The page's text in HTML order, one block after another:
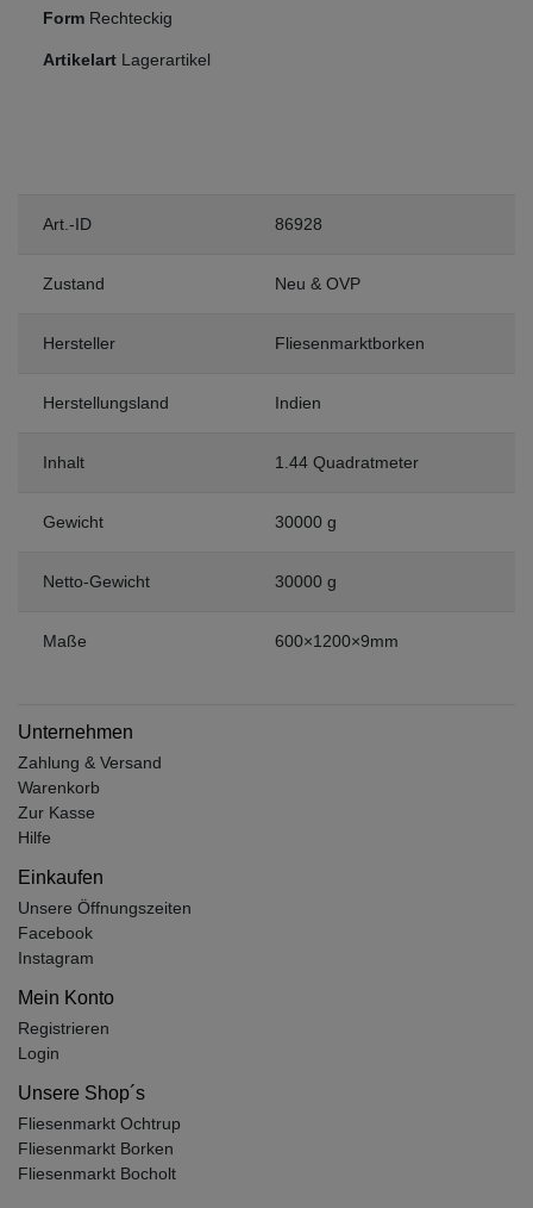
Form Rechteckig
Artikelart Lagerartikel
Art.-ID 86928
Zustand Neu & OVP
Hersteller Fliesenmarktborken
Herstellungsland Indien
Inhalt 1.44 Quadratmeter
Gewicht 30000 g
Netto-Gewicht 30000 g
Maße 600×1200×9mm
Unternehmen
Zahlung & Versand
Warenkorb
Zur Kasse
Hilfe
Einkaufen
Unsere Öffnungszeiten
Facebook
Instagram
Mein Konto
Registrieren
Login
Unsere Shop´s
Fliesenmarkt Ochtrup
Fliesenmarkt Borken
Fliesenmarkt Bocholt